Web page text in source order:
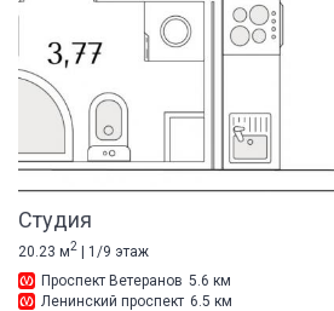
Студия
20.23 м2 | 1/9 этаж
Проспект Ветеранов 5.6 км
Ленинский проспект 6.5 км